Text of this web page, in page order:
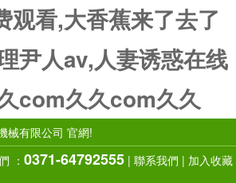
观看,大香蕉来了去了
尹人av,人妻诱惑在线
com久久com久久
械有限公司 官網!
： 0371-64792555| 聯系我們 | 加入收藏